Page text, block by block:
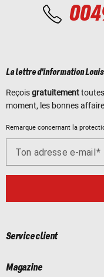
La lettre d'information Louis
Reçoisgratuitement
moment, les bonnes
Remarque concernant la
Ton adresse e-mail
Service client
Magazine